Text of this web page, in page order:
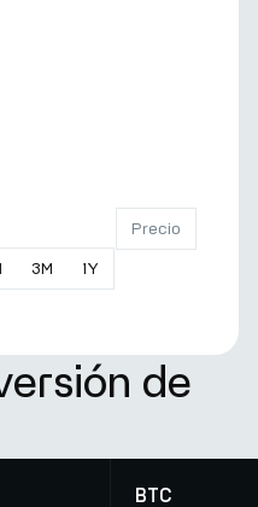
3M 1Y
Precio
de
BTC